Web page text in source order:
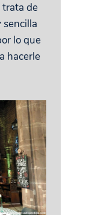
trata de
sencilla
lo que
hacerle